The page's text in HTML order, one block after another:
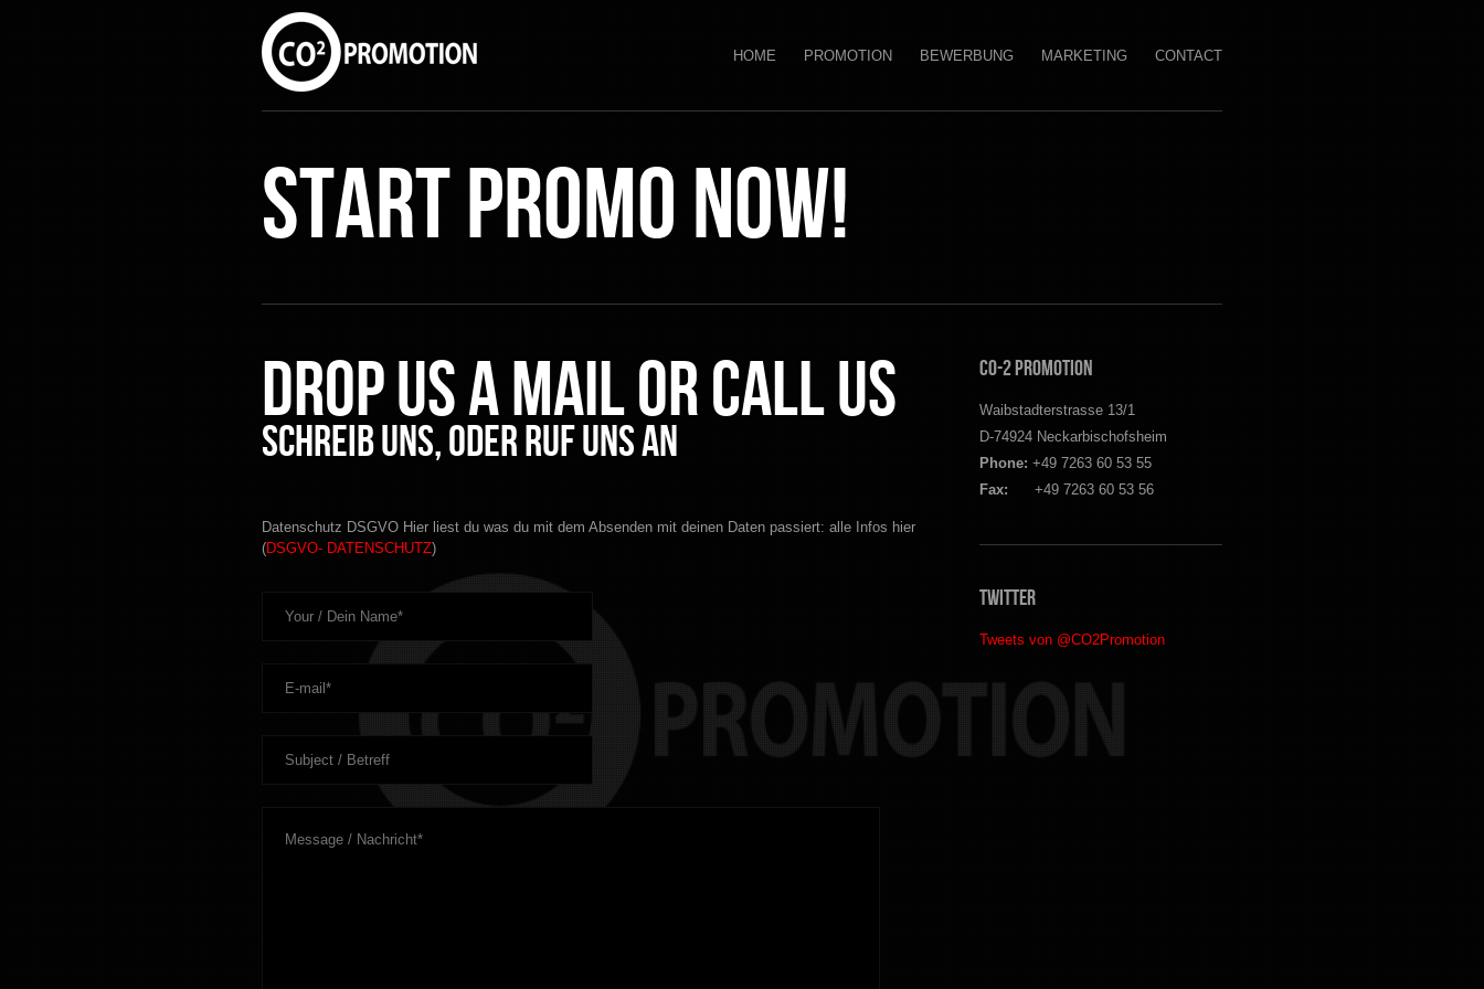
HOME PROMOTION BEWERBUNG MARKETING CONTACT
Start Promo now!
Drop us a mail or call us
Schreib uns, oder ruf uns an
Datenschutz DSGVO Hier liest du was du mit dem Absenden mit deinen Daten passiert: alle Infos hier
(DSGVO- DATENSCHUTZ)
CO-2 Promotion
Waibstadterstrasse 13/1
D-74924 Neckarbischofsheim
Phone: +49 7263 60 53 55
Fax: +49 7263 60 53 56
Twitter
Tweets von @CO2Promotion